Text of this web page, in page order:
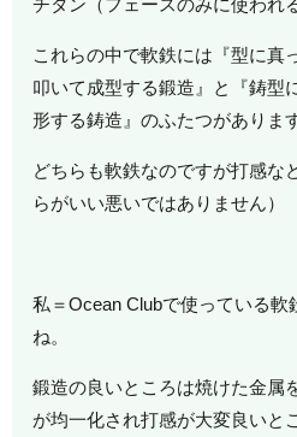
これらの中で軟鉄には『型に真
叩いて成型する鍛造』と『鋳型
形する鋳造』のふたつがあります
どちらも軟鉄なのですが打感な
らがいい悪いではありません）
私＝Ocean Clubで使っている軟
ね。
鍛造の良いところは焼けた金属
が均一化され打感が大変良いと